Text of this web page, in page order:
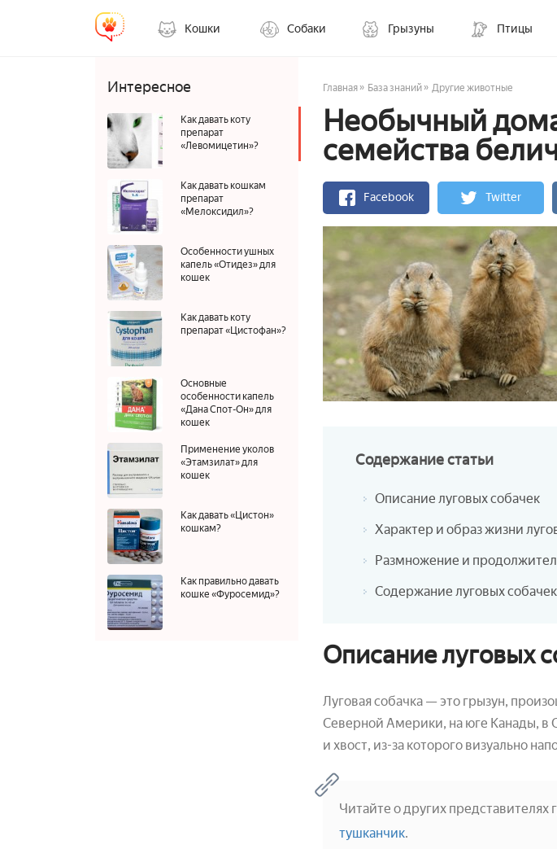
Кошки Собаки Грызуны Птицы
Интересное
Как давать коту
препарат
«Левомицетин»?
Как давать кошкам
препарат
«Мелоксидил»?
Особенности ушных
капель «Отидез» для
кошек
Как давать коту
препарат «Цистофан»?
Основные
особенности капель
«Дана Спот-Он» для
кошек
Применение уколов
«Этамзилат» для
кошек
Как давать «Цистон»
кошкам?
Как правильно давать
кошке «Фуросемид»?
Главная » База знаний » Другие животные
Необычный
семейства
Facebook Twitter
Содержаниестатьи
Описание луговых собачек
Характер и образ жизни
Размножение и
Содержание луговых
Описание луговых
Луговая собачка — это грызун,
Северной Америки, на юге Канады, в
и хвост, из-за которого визуально
Читайте о других представителях
тушканчик.